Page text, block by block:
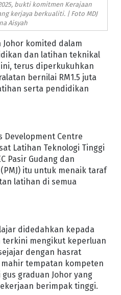
bukti komitmen Kerajaan
kerjaya berkualiti. | Foto MDJ
Aisyah
Johor komited dalam
dan latihan teknikal
terus diperkukuhkan
bernilai RM1.5 juta
serta pendidikan
Development Centre
Latihan Teknologi Tinggi
Pasir Gudang dan
itu untuk menaik taraf
latihan di semua
didedahkan kepada
mengikut keperluan
dengan hasrat
tempatan kompeten
graduan Johor yang
berimpak tinggi.